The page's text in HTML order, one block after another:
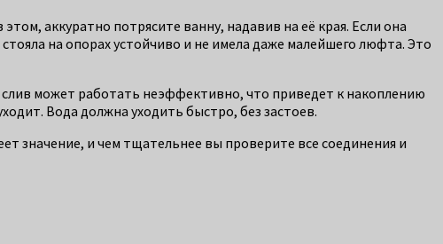
аккуратно потрясите ванну, надавив на её края. Если она
на опорах устойчиво и не имела даже малейшего люфта. Это
может работать неэффективно, что приведет к накоплению
Вода должна уходить быстро, без застоев.
значение, и чем тщательнее вы проверите все соединения и